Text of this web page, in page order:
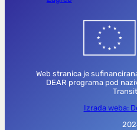
Web stranica je
DEAR programa pod
Izrada weba: